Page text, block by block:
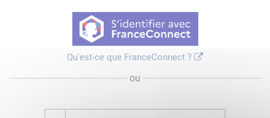
Qu'est-ce que FranceConnect ?
ou